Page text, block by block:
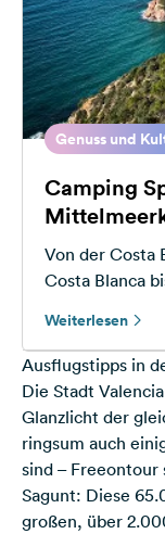
Genuss und
Camping
Von der Costa
Costa Blanca
Weiterlesen
Ausflugstipps in
Die Stadt
Glanzlicht der
ringsum auch
sind –
Sagunt: Diese
großen, über